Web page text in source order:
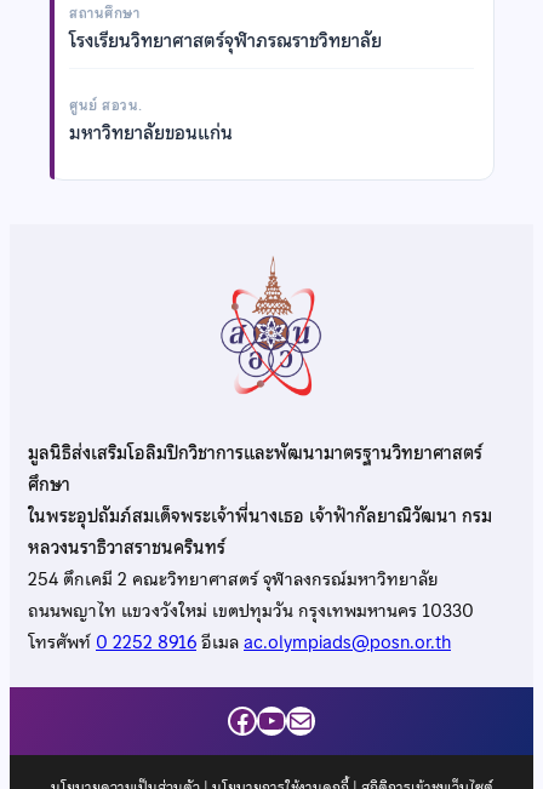
สถานศึกษา
โรงเรียนวิทยาศาสตร์จุฬาภรณราชวิทยาลัย
ศูนย์ สอวน.
มหาวิทยาลัยขอนแก่น
มูลนิธิส่งเสริมโอลิมปิกวิชาการและพัฒนามาตรฐานวิทยาศาสตร์
ศึกษา
ในพระอุปถัมภ์สมเด็จพระเจ้าพี่นางเธอ เจ้าฟ้ากัลยาณิวัฒนา กรม
หลวงนราธิวาสราชนครินทร์
254 ตึกเคมี 2 คณะวิทยาศาสตร์ จุฬาลงกรณ์มหาวิทยาลัย
ถนนพญาไท แขวงวังใหม่ เขตปทุมวัน กรุงเทพมหานคร 10330
โทรศัพท์0 2252 8916อีเมลac.olympiads@posn.or.th
Facebook
YouTube
Mail